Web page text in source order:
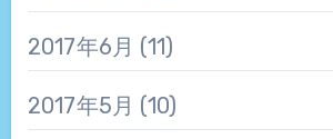
2017年6月 (11)
2017年5月 (10)